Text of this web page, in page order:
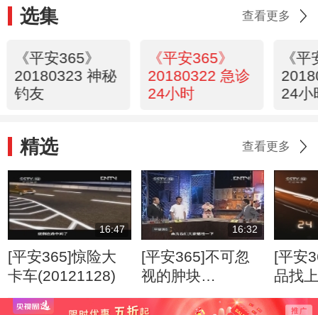
选集 查看更多
《平安365》
20180323 神秘
钓友
《平安365》
20180322 急诊
24小时
《
24小
精选 查看更多
16:47
[平安365]惊险大
卡车(20121128)
16:32
[平安365]不可忽
视的肿块
(20120807)
[平安
品找